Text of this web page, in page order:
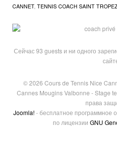
CANNET, TENNIS COACH SAINT
Сейчас 93 guests и ни одного
© 2026 Cours de Tennis Nice
Cannes Mougins Valbonne - Stage
права
Joomla!- бесплатное программное
по лицензии GNU